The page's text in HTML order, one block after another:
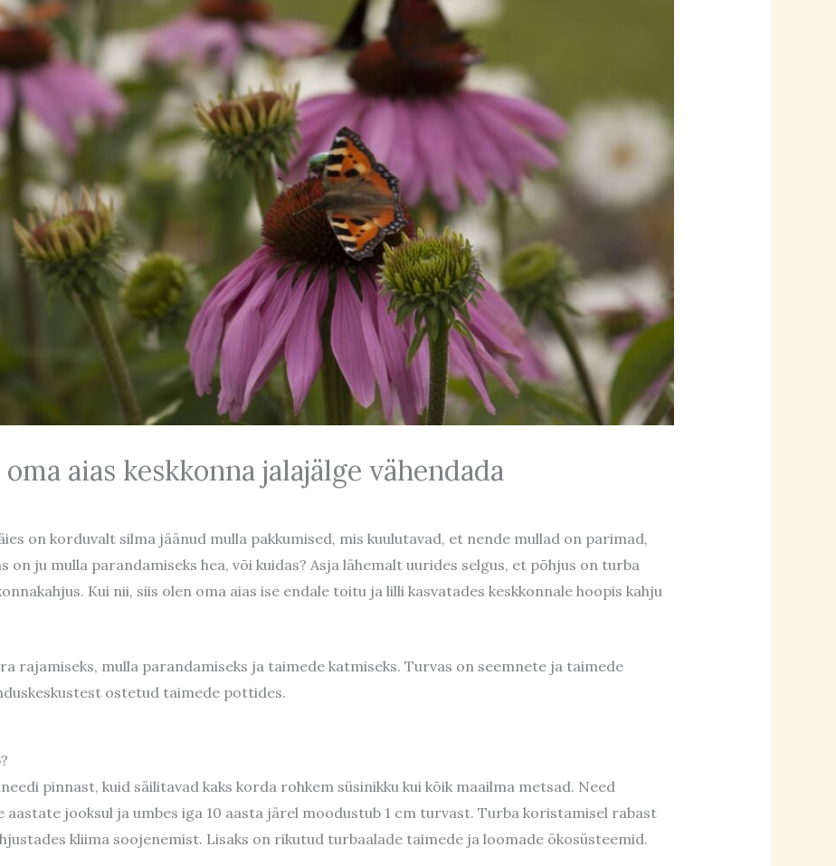
aias keskkonna jalajälge vähendada
on korduvalt silma jäänud mulla pakkumised, mis kuulutavad, et nende mullad on parimad,
on ju mulla parandamiseks hea, või kuidas? Asja lähemalt uurides selgus, et põhjus on turba
Kui nii, siis olen oma aias ise endale toitu ja lilli kasvatades keskkonnale hoopis kahju
rajamiseks, mulla parandamiseks ja taimede katmiseks. Turvas on seemnete ja taimede
ostetud taimede pottides.
pinnast, kuid säilitavad kaks korda rohkem süsinikku kui kõik maailma metsad. Need
aastate jooksul ja umbes iga 10 aasta järel moodustub 1 cm turvast. Turba koristamisel rabast
kliima soojenemist. Lisaks on rikutud turbaalade taimede ja loomade ökosüsteemid.